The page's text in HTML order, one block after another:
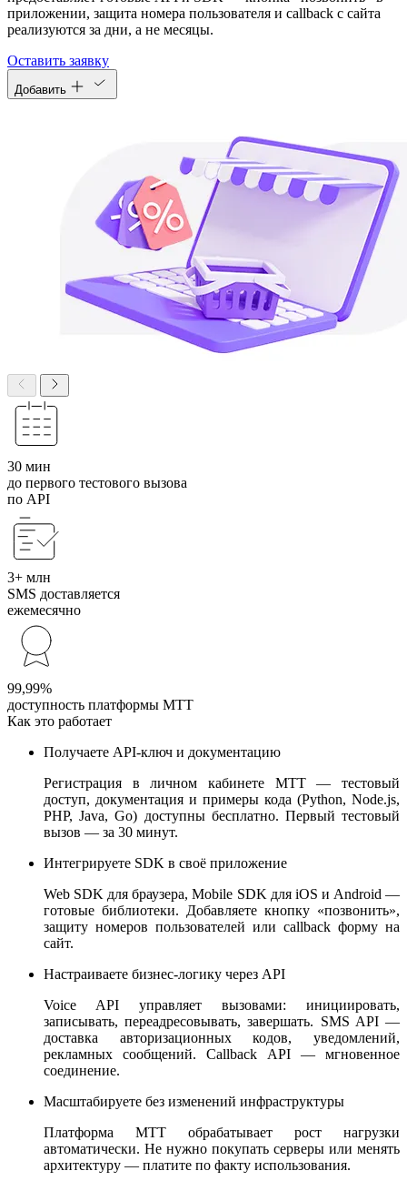
приложении, защита номера пользователя и callback с сайта
реализуются за дни, а не месяцы.
Оставить заявку
Добавить
30 мин
до первого тестового вызова
по API
3+ млн
SMS доставляется
ежемесячно
99,99%
доступность платформы МТТ
Как это работает
Получаете API-ключ и документацию
Регистрация в личном кабинете МТТ — тестовый
доступ, документация и примеры кода (Python, Node.js,
PHP, Java, Go) доступны бесплатно. Первый тестовый
вызов — за 30 минут.
Интегрируете SDK в своё приложение
Web SDK для браузера, Mobile SDK для iOS и Android —
готовые библиотеки. Добавляете кнопку «позвонить»,
защиту номеров пользователей или callback форму на
сайт.
Настраиваете бизнес-логику через API
Voice API управляет вызовами: инициировать,
записывать, переадресовывать, завершать. SMS API —
доставка авторизационных кодов, уведомлений,
рекламных сообщений. Callback API — мгновенное
соединение.
Масштабируете без изменений инфраструктуры
Платформа МТТ обрабатывает рост нагрузки
автоматически. Не нужно покупать серверы или менять
архитектуру — платите по факту использования.